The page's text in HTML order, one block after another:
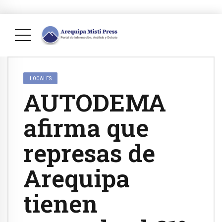
LOCALES
AUTODEMA
afirma que
represas de
Arequipa
tienen